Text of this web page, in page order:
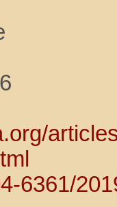
6361/